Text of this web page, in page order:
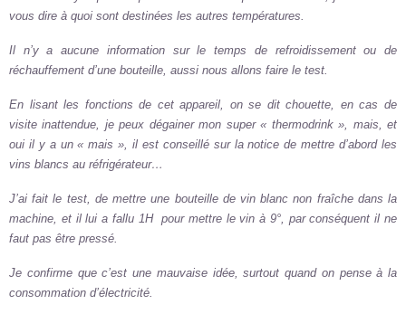
vous dire à quoi sont destinées les autres températures.
Il n’y a aucune information sur le temps de refroidissement ou de
réchauffement d’une bouteille, aussi nous allons faire le test.
En lisant les fonctions de cet appareil, on se dit chouette, en cas de
visite inattendue, je peux dégainer mon super « thermodrink », mais, et
oui il y a un « mais », il est conseillé sur la notice de mettre d’abord les
vins blancs au réfrigérateur…
J’ai fait le test, de mettre une bouteille de vin blanc non fraîche dans la
machine, et il lui a fallu 1H pour mettre le vin à 9°, par conséquent il ne
faut pas être pressé.
Je confirme que c’est une mauvaise idée, surtout quand on pense à la
consommation d’électricité.